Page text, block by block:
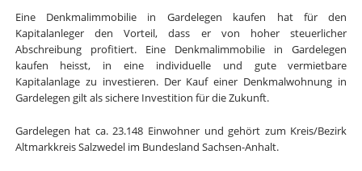
Eine Denkmalimmobilie in Gardelegen kaufen hat für den
Kapitalanleger den Vorteil, dass er von hoher steuerlicher
Abschreibung profitiert. Eine Denkmalimmobilie in Gardelegen
kaufen heisst, in eine individuelle und gute vermietbare
Kapitalanlage zu investieren. Der Kauf einer Denkmalwohnung in
Gardelegen gilt als sichere Investition für die Zukunft.
Gardelegen hat ca. 23.148 Einwohner und gehört zum Kreis/Bezirk
Altmarkkreis Salzwedel im Bundesland Sachsen-Anhalt.